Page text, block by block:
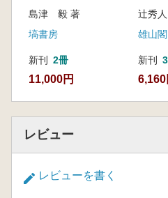
摂家将軍・親王将軍の鎌
伺候廷臣 牡丹健一
得宗領の成立過程―関東
等を通して 菊池紳一
第八部 『吾妻鏡』の編
『吾妻鏡』にみる執権
再検討をめざして 菊池紳
通して 菊池紳一
島津 毅 著
塙書房
新刊 2冊
11,000円
意味
辻秀
雄山閣
新刊
6,160
レビュー
レビューを書く